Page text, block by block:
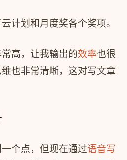
计划和月度奖各个奖项。
常高，让我输出的效率也很
也非常清晰，这对写文章
个点，但现在通过语音写